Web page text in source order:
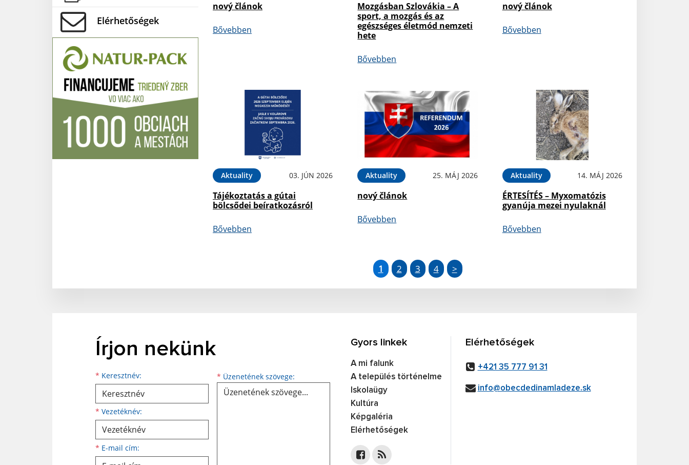
Elérhetőségek
nový článok
Bővebben
Mozgásban Szlovákia – A
sport, a mozgás és az
egészséges életmód nemzeti
hete
Bővebben
nový článok
Bővebben
Aktuality 03. JÚN 2026
Tájékoztatás a gútai
bölcsődei beíratkozásról
Bővebben
Aktuality 25. MÁJ 2026
nový článok
Bővebben
Aktuality 14. MÁJ 2026
ÉRTESÍTÉS – Myxomatózis
gyanúja mezei nyulaknál
Bővebben
1 2 3 4 >
Írjon nekünk
* Keresztnév:
Keresztnév
* Vezetéknév:
Vezetéknév
* E-mail cím:
E-mail cím * Üzenetének szövege: Üzenetének szövege...
Gyors linkek
A mi falunk
A település történelme
Iskolaügy
Kultúra
Képgaléria
Elérhetőségek
Elérhetőségek
+421 35 777 91 31
info@obecdedinamladeze.sk